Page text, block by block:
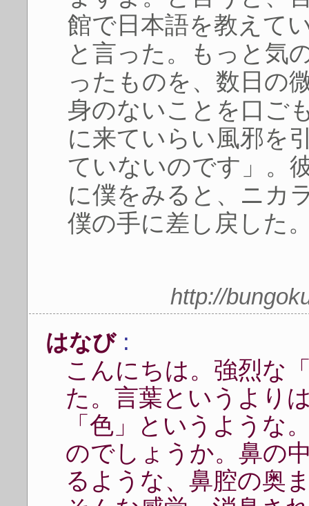
館で日本語を教えて
と言った。もっと気
ったものを、数日の
身のないことを口ご
に来ていらい風邪を
ていないのです」。
に僕をみると、ニカ
僕の手に差し戻した
http://
はなび :
こんにちは。強烈な
た。言葉というより
「色」というような
のでしょうか。鼻の
るような、鼻腔の奥